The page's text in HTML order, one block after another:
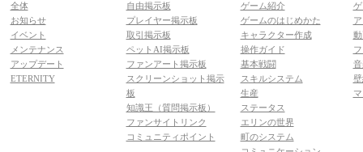
全体
お知らせ
イベント
メンテナンス
アップデート
ETERNITY
自由掲示板
プレイヤー掲示板
取引掲示板
ペットAI掲示板
ファンアート掲示板
スクリーンショット掲示
板
知識王（質問掲示板）
ファンサイトリンク
コミュニティポイント
ゲーム紹介
ゲームのはじめかた
キャラクター作成
操作ガイド
基本戦闘
スキルシステム
生産
ステータス
エリンの世界
町のシステム